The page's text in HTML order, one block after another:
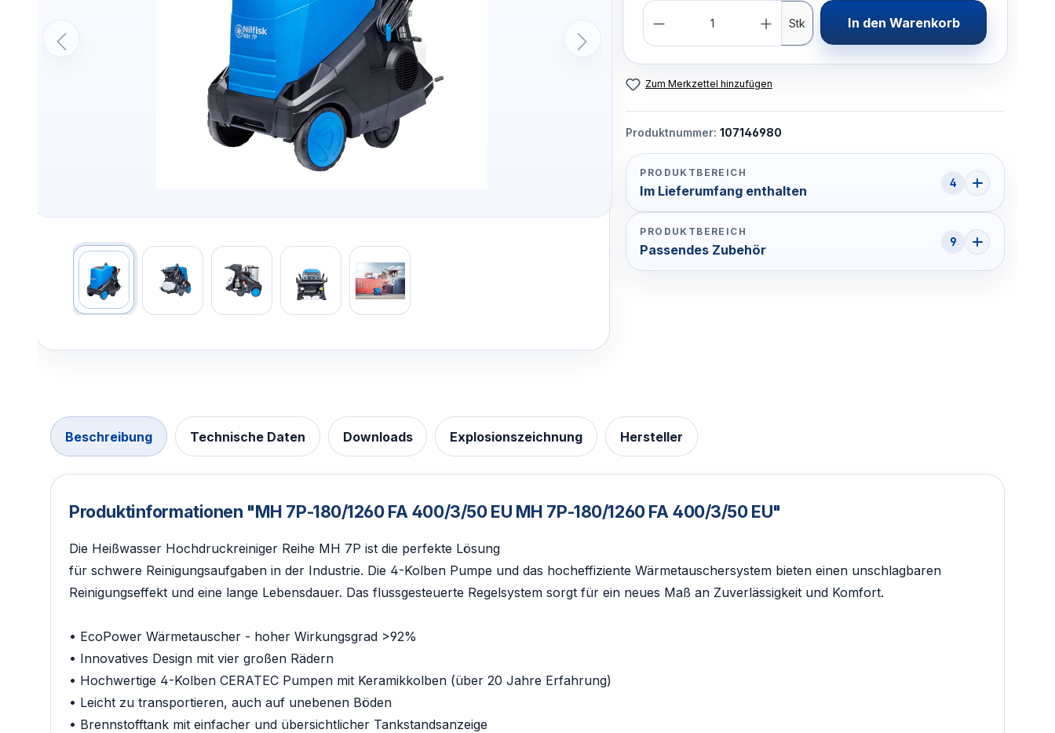
Anzahl
Stk
In den Warenkorb
Zum Merkzettel hinzufügen
Produktnummer: 107146980
PRODUKTBEREICH
Im Lieferumfang enthalten
4
PRODUKTBEREICH
Passendes Zubehör
9
Beschreibung Technische Daten Downloads Explosionszeichnung Hersteller
Produktinformationen "MH 7P-180/1260 FA 400/3/50 EU MH 7P-180/1260 FA 400/3/50 EU"
Die Heißwasser Hochdruckreiniger Reihe MH 7P ist die perfekte Lösung
für schwere Reinigungsaufgaben in der Industrie. Die 4-Kolben Pumpe und das hocheffiziente Wärmetauschersystem bieten einen unschlagbaren
Reinigungseffekt und eine lange Lebensdauer. Das flussgesteuerte Regelsystem sorgt für ein neues Maß an Zuverlässigkeit und Komfort.
• EcoPower Wärmetauscher - hoher Wirkungsgrad >92%
• Innovatives Design mit vier großen Rädern
• Hochwertige 4-Kolben CERATEC Pumpen mit Keramikkolben (über 20 Jahre Erfahrung)
• Leicht zu transportieren, auch auf unebenen Böden
• Brennstofftank mit einfacher und übersichtlicher Tankstandsanzeige